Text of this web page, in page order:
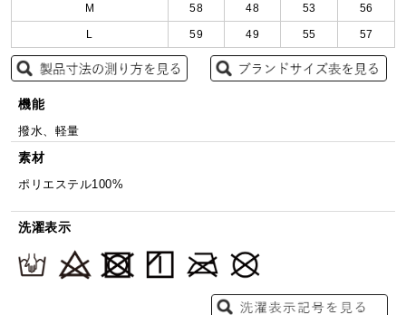
M 58 48 53 56
L 59 49 55 57
機能
撥水、軽量
素材
ポリエステル100%
洗濯表示